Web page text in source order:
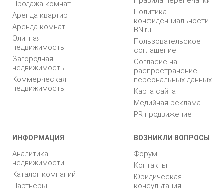
Продажа комнат
Аренда квартир
Аренда комнат
Элитная
недвижимость
Загородная
недвижимость
Коммерческая
недвижимость
Политика
конфиденциальности
BN.ru
Пользовательское
соглашение
Согласие на
распространение
персональных данных
Карта сайта
Медийная реклама
PR продвижение
ИНФОРМАЦИЯ
Аналитика
недвижимости
Каталог компаний
Партнеры
ВОЗНИКЛИ ВОПРОСЫ
Форум
Контакты
Юридическая
консультация